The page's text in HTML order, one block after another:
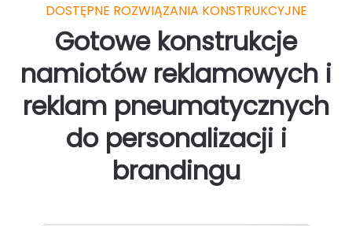
DOSTĘPNE ROZWIĄZANIA KONSTRUKCYJNE
Gotowe konstrukcje
namiotów reklamowych i
reklam pneumatycznych
do personalizacji i
brandingu